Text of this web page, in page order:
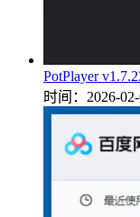
PotPlayer
时间：2026-